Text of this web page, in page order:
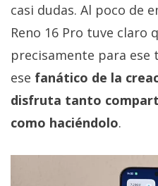
casi dudas. Al poco de
Reno 16 Pro tuve claro
precisamente para ese
ese fanático de la
disfruta tanto
como haciéndolo.